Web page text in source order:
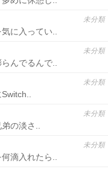
未分類
に入ってい..
未分類
んでるんで..
未分類
未分類
の淡さ..
未分類
滴入れたら..